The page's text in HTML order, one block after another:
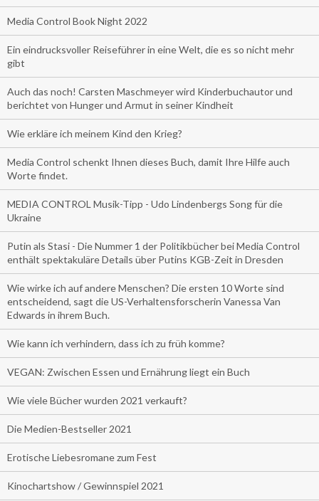
Media Control Book Night 2022
Ein eindrucksvoller Reiseführer in eine Welt, die es so nicht mehr
gibt
Auch das noch! Carsten Maschmeyer wird Kinderbuchautor und
berichtet von Hunger und Armut in seiner Kindheit
Wie erkläre ich meinem Kind den Krieg?
Media Control schenkt Ihnen dieses Buch, damit Ihre Hilfe auch
Worte findet.
MEDIA CONTROL Musik-Tipp - Udo Lindenbergs Song für die
Ukraine
Putin als Stasi - Die Nummer 1 der Politikbücher bei Media Control
enthält spektakuläre Details über Putins KGB-Zeit in Dresden
Wie wirke ich auf andere Menschen? Die ersten 10 Worte sind
entscheidend, sagt die US-Verhaltensforscherin Vanessa Van
Edwards in ihrem Buch.
Wie kann ich verhindern, dass ich zu früh komme?
VEGAN: Zwischen Essen und Ernährung liegt ein Buch
Wie viele Bücher wurden 2021 verkauft?
Die Medien-Bestseller 2021
Erotische Liebesromane zum Fest
Kinochartshow / Gewinnspiel 2021